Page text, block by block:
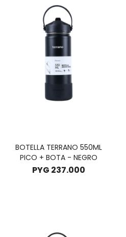
BOTELLA TERRANO 550ML
PICO + BOTA - NEGRO
PYG 237.000